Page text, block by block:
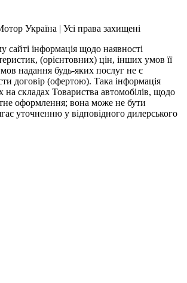
Україна | Усі права захищені
сайті інформація щодо наявності
(орієнтовних) цін, інших умов її
надання будь-яких послуг не є
договір (офертою). Така інформація
на складах Товариства автомобілів, щодо
оформлення; вона може не бути
уточненню у відповідного дилерського